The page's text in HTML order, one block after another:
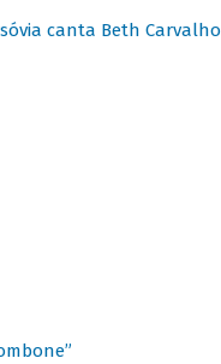
canta Beth Carvalho